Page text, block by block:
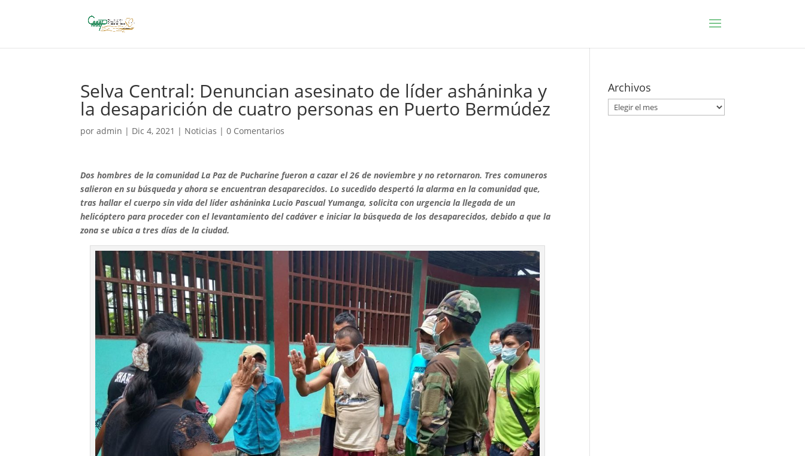
Selva Central: Denuncian asesinato de líder asháninka y
la desaparición de cuatro personas en Puerto Bermúdez
poradmin | Dic 4, 2021 | Noticias |0 Comentarios
Dos hombres de la comunidad La Paz de Pucharine fueron a cazar el 26 de noviembre y no retornaron. Tres comuneros
salieron en su búsqueda y ahora se encuentran desaparecidos. Lo sucedido despertó la alarma en la comunidad que,
tras hallar el cuerpo sin vida del líder asháninka Lucio Pascual Yumanga, solicita con urgencia la llegada de un
helicóptero para proceder con el levantamiento del cadáver e iniciar la búsqueda de los desaparecidos, debido a que la
zona se ubica a tres días de la ciudad.
Archivos
Archivos